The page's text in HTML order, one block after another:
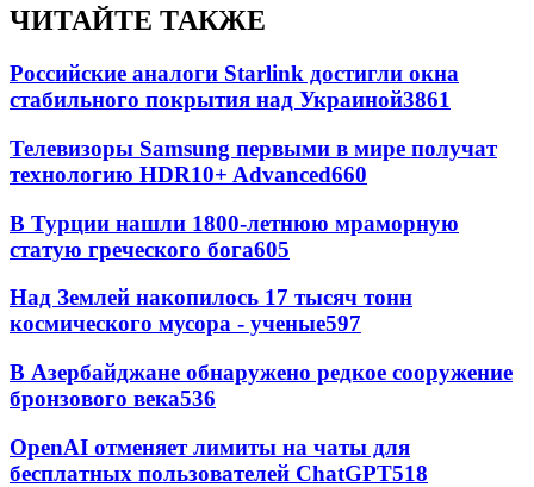
ЧИТАЙТЕ ТАКЖЕ
Российские аналоги Starlink достигли окна
стабильного покрытия над Украиной3861
Телевизоры Samsung первыми в мире получат
технологию HDR10+ Advanced660
В Турции нашли 1800-летнюю мраморную
статую греческого бога605
Над Землей накопилось 17 тысяч тонн
космического мусора - ученые597
В Азербайджане обнаружено редкое сооружение
бронзового века536
OpenAI отменяет лимиты на чаты для
бесплатных пользователей ChatGPT518